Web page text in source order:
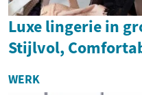
Luxe lingerie in
Stijlvol,
WERK